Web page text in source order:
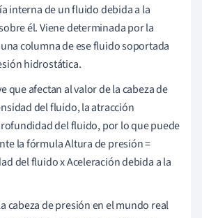
interna de un fluido debida a la
él. Viene determinada por la
columna de ese fluido soportada
hidrostática.
que afectan al valor de la cabeza de
del fluido, la atracción
del fluido, por lo que puede
la fórmula Altura de presión =
del fluido x Aceleración debida a la
cabeza de presión en el mundo real